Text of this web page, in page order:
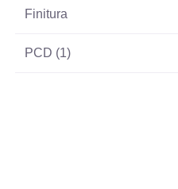
Finitura
PCD (1)